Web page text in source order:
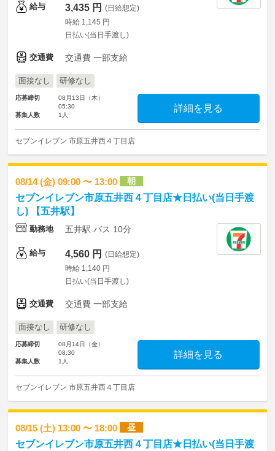
給与 3,435 円 (日給想定)
時給 1,145 円
日払い(当日手渡し)
交通費 交通費 一部支給
面接なし 研修なし
応募締切
08月13日（木）
05:30
募集人数
1人
詳細を見る
セブンイレブン 市原五井西４丁目店
08/14 (金) 09:00 〜 13:00 朝
セブンイレブン市原五井西４丁目店★日払い(当日手渡
し) 【五井駅】
勤務地 五井駅 バス 10分
給与 4,560 円 (日給想定)
時給 1,140 円
日払い(当日手渡し)
交通費 交通費 一部支給
面接なし 研修なし
応募締切
08月14日（金）
08:30
募集人数
1人
詳細を見る
セブンイレブン 市原五井西４丁目店
08/15 (土) 13:00 〜 18:00 昼
セブンイレブン市原五井西４丁目店★日払い(当日手渡